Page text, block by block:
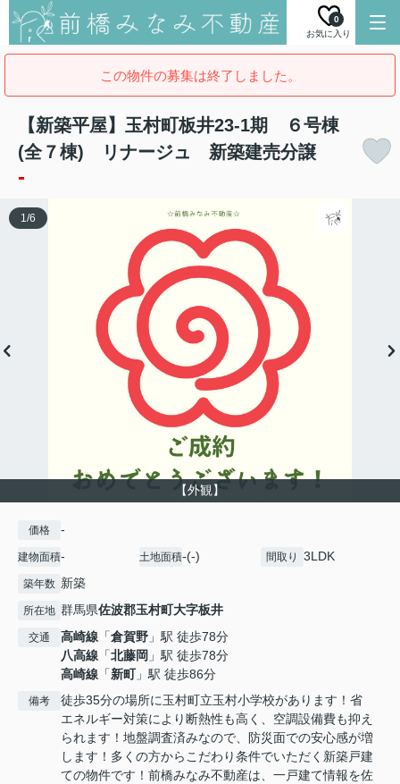
お気に入り
0
この物件の募集は終了しました。
【新築平屋】玉村町板井23-1期 ６号棟
(全７棟) リナージュ 新築建売分譲
-
【外観】
1/6
価格 -
建物面積- 土地面積-(-) 間取り 3LDK
築年数 新築
所在地 群馬県佐波郡玉村町大字板井
交通 高崎線 「倉賀野 」駅 徒歩78分
八高線 「北藤岡 」駅 徒歩78分
高崎線 「新町」駅 徒歩86分
備考
徒歩35分の場所に玉村町立玉村小学校があります！省
エネルギー対策により断熱性も高く、空調設備費も抑え
られます！地盤調査済みなので、防災面での安心感が増
します！多くの方からこだわり条件でいただく新築戸建
ての物件です！前橋みなみ不動産は、一戸建て情報を佐